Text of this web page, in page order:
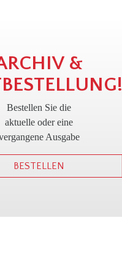
!&
Bestellen Sie die
aktuelle oder eine
Ausgabe
BESTELLEN